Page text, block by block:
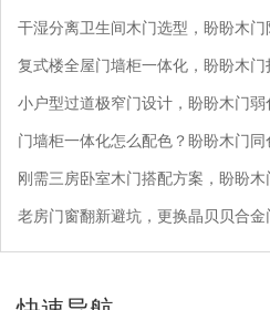
干湿分离卫生间木门选型，盼盼木
复式楼全屋门墙柜一体化，盼盼木
小户型过道极窄门设计，盼盼木门
门墙柜一体化怎么配色？盼盼木门
刚需三房卧室木门搭配方案，盼盼
老房门窗翻新避坑，更换晶贝贝合